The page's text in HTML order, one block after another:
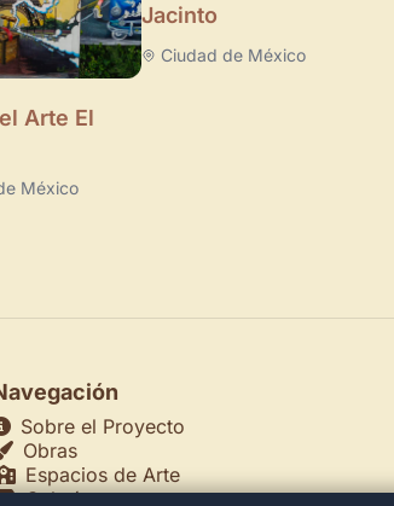
Arte El
México
Jacinto
Ciudad de México
Sobre el Proyecto
Obras
Espacios de Arte
Galerías